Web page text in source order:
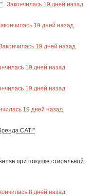
Закончилась 19 дней назад
19 дней назад
19 дней назад
19 дней назад
19 дней назад
19 дней назад
CAT!"
при покупке стиральной
8 дней назад